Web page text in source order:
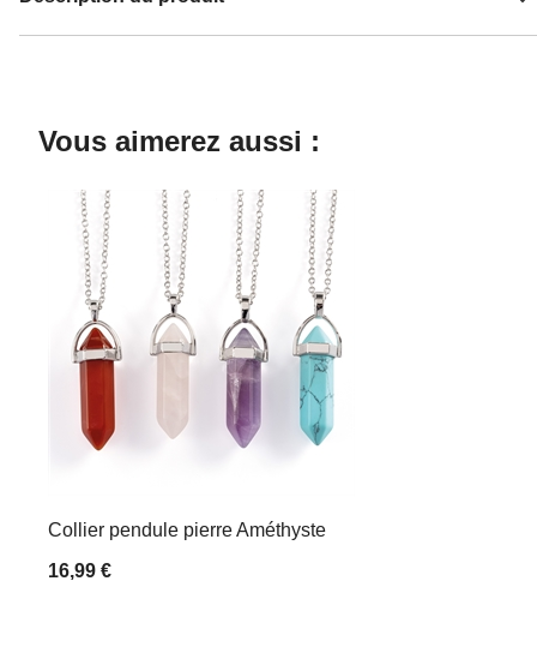
Vous aimerez aussi :
Collier pendule pierre Améthyste
16,99 €